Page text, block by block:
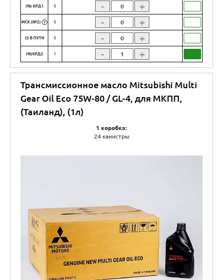
(%) КРД1 0 - +
МСК (№2) ? 0 - +
(!) В ПУТИ 0 - +
(%)КРД2 1 - +
Трансмиссионное масло Mitsubishi Multi
Gear Oil Eco 75W-80 / GL-4, для МКПП,
(Таиланд), (1л)
1 коробка:
24 канистры